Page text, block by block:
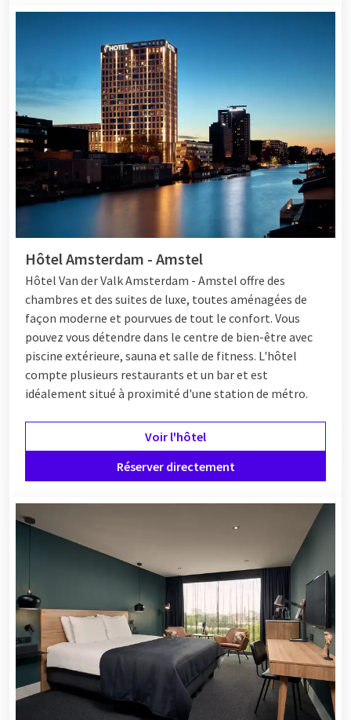
Hôtel Amsterdam - Amstel
Hôtel Van der Valk Amsterdam - Amstel offre des
chambres et des suites de luxe, toutes aménagées de
façon moderne et pourvues de tout le confort. Vous
pouvez vous détendre dans le centre de bien-être avec
piscine extérieure, sauna et salle de fitness. L'hôtel
compte plusieurs restaurants et un bar et est
idéalement situé à proximité d'une station de métro.
Voir l'hôtel
Réserver directement